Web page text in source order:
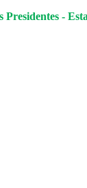
-